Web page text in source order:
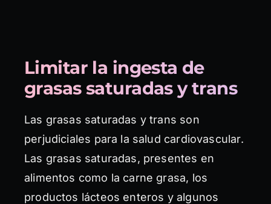
Limitar la ingesta de
grasas saturadas y trans
Las grasas saturadas y trans son
perjudiciales para la salud cardiovascular.
Las grasas saturadas, presentes en
alimentos como la carne grasa, los
productos lácteos enteros y algunos